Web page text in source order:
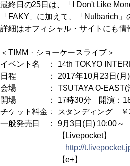
最終日の25日は、「I Don't Like
「FAKY」に加えて、「Nulbarich
詳細はオフィシャル・サイトにも情
＜TIMM・ショーケースライブ＞
イベント名 ： 14th TOKYO
日程 ： 2017年10月23日(月)、
会場 ： TSUTAYA O-EAST(渋
開場 ： 17時30分 開演：18
チケット料金： スタンディング ￥
一般発売日 ： 9月3日(日) 10:00～
【Livepocket】
http://
【e+】